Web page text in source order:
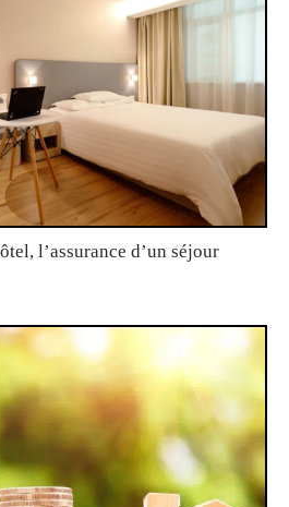
l’assurance d’un séjour